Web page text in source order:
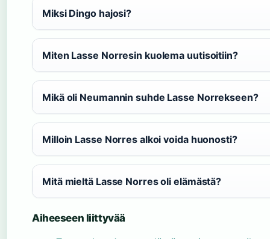
Miksi Dingo hajosi?
Miten Lasse Norresin kuolema uutisoitiin?
Mikä oli Neumannin suhde Lasse Norrekseen?
Milloin Lasse Norres alkoi voida huonosti?
Mitä mieltä Lasse Norres oli elämästä?
Aiheeseen liittyvää